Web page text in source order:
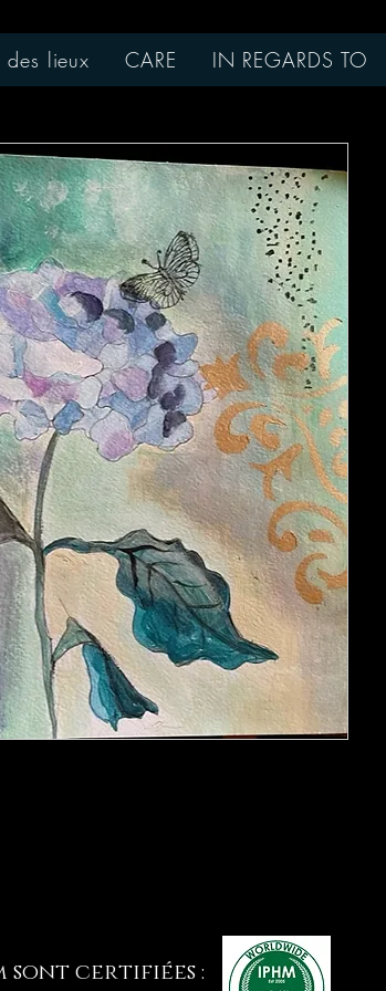
des lieux CARE IN REGARDS TO
sont certifiées :